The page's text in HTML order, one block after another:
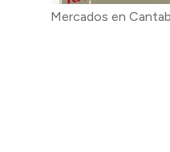
Mercados en